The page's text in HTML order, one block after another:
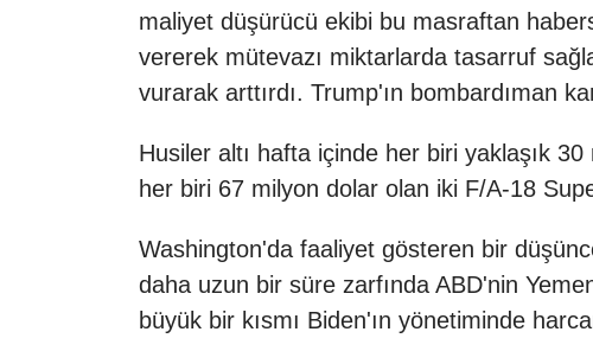
maliyet düşürücü ekibi bu masraftan
vererek mütevazı miktarlarda tasarruf
vurarak arttırdı. Trump'ın bombardıman
Husiler altı hafta içinde her biri yaklaşık
her biri 67 milyon dolar olan iki F/A-18
Washington'da faaliyet gösteren bir
daha uzun bir süre zarfında ABD'nin
büyük bir kısmı Biden'ın yönetiminde